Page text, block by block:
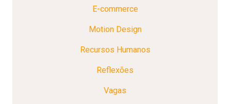
E-commerce
Motion Design
Recursos Humanos
Reflexões
Vagas